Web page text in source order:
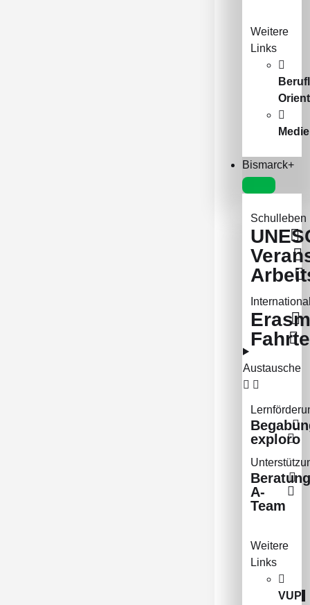
Weitere
Links
Bismarck+
Schulleben
Austausche
exploro
A-
Team
Weitere
Links
VUP